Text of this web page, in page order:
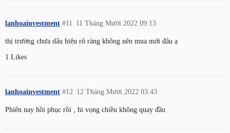
lanhoainvestment 11 Tháng Mười 2022 09:13
#11
thị trường chưa dấu hiệu rõ ràng không nên mua mới đâu ạ
1 Likes
lanhoainvestment 12 Tháng Mười 2022 03:43
#12
Phiên nay hồi phục rồi , hi vọng chiều không quay đầu